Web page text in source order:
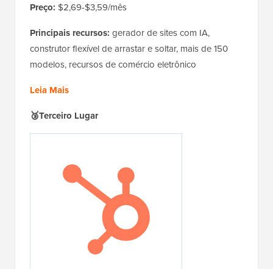
Preço: $2,69-$3,59/mês
Principais recursos: gerador de sites com IA,
construtor flexível de arrastar e soltar, mais de 150
modelos, recursos de comércio eletrônico
Leia Mais
🥉Terceiro Lugar